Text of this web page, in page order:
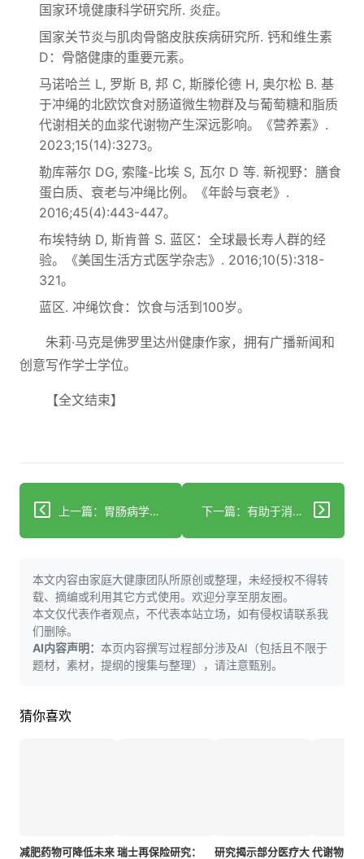
国家环境健康科学研究所. 炎症。
国家关节炎与肌肉骨骼皮肤疾病研究所. 钙和维生素
D：骨骼健康的重要元素。
马诺哈兰 L, 罗斯 B, 邦 C, 斯滕伦德 H, 奥尔松 B. 基
于冲绳的北欧饮食对肠道微生物群及与葡萄糖和脂质
代谢相关的血浆代谢物产生深远影响。《营养素》.
2023;15(14):3273。
勒库蒂尔 DG, 索隆-比埃 S, 瓦尔 D 等. 新视野：膳食
蛋白质、衰老与冲绳比例。《年龄与衰老》.
2016;45(4):443-447。
布埃特纳 D, 斯肯普 S. 蓝区：全球最长寿人群的经
验。《美国生活方式医学杂志》. 2016;10(5):318-
321。
蓝区. 冲绳饮食：饮食与活到100岁。
朱莉·马克是佛罗里达州健康作家，拥有广播新闻和
创意写作学士学位。
【全文结束】
上一篇：胃肠病学家称这是改善肠道健康的首选食物 下一篇：有助于消化、血糖等的6种苹果
本文内容由家庭大健康团队所原创或整理，未经授权不得转
载、摘编或利用其它方式使用。欢迎分享至朋友圈。
本文仅代表作者观点，不代表本站立场，如有侵权请联系我
们删除。
AI内容声明： 本页内容撰写过程部分涉及AI（包括且不限于
题材，素材，提纲的搜集与整理），请注意甄别。
猜你喜欢
减肥药物可降低未来 瑞士再保险研究：
研究揭示部分医疗大 代谢物三